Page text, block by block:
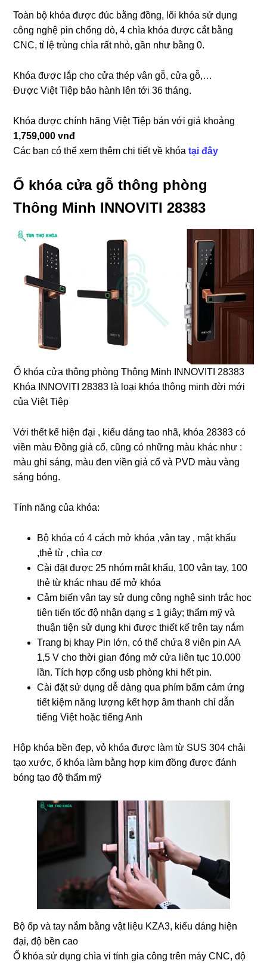
Toàn bộ khóa được đúc bằng đồng, lõi khóa sử dụng
công nghệ pin chống dò, 4 chìa khóa được cắt bằng
CNC, tỉ lệ trùng chìa rất nhỏ, gần như bằng 0.
Khóa được lắp cho cửa thép vân gỗ, cửa gỗ,…
Được Việt Tiệp bảo hành lên tới 36 tháng.
Khóa được chính hãng Việt Tiệp bán với giá khoảng
1,759,000 vnđ
Các bạn có thể xem thêm chi tiết về khóatại đây
Ổ khóa cửa gỗ thông phòng
Thông Minh INNOVITI 28383
Ổ khóa cửa thông phòng Thông Minh INNOVITI 28383
Khóa INNOVITI 28383 là loại khóa thông minh đời mới
của Việt Tiệp
Với thết kế hiện đại , kiểu dáng tao nhã, khóa 28383 có
viền màu Đồng giả cổ, cũng có những màu khác như :
màu ghi sáng, màu đen viền giả cổ và PVD màu vàng
sáng bóng.
Tính năng của khóa:
Bộ khóa có 4 cách mở khóa ,vân tay , mật khẩu
,thẻ từ , chìa cơ
Cài đặt được 25 nhóm mật khẩu, 100 vân tay, 100
thẻ từ khác nhau để mở khóa
Cảm biến vân tay sử dụng công nghệ sinh trắc học
tiên tiến tốc độ nhận dạng ≤ 1 giây; thẩm mỹ và
thuận tiện sử dụng khi được thiết kế trên tay nắm
Trang bị khay Pin lớn, có thể chứa 8 viên pin AA
1,5 V cho thời gian đóng mở cửa liên tục 10.000
lần. Tích hợp cổng usb phòng khi hết pin.
Cài đặt sử dụng dễ dàng qua phím bấm cảm ứng
tiết kiệm năng lượng kết hợp âm thanh chỉ dẫn
tiếng Việt hoặc tiếng Anh
Hộp khóa bền đẹp, vỏ khóa được làm từ SUS 304 chải
tạo xước, ổ khóa làm bằng hợp kim đồng được đánh
bóng tạo độ thẩm mỹ
Bộ ốp và tay nắm bằng vật liệu KZA3, kiểu dáng hiện
đại, độ bền cao
Ổ khóa sử dụng chìa vi tính gia công trên máy CNC, độ